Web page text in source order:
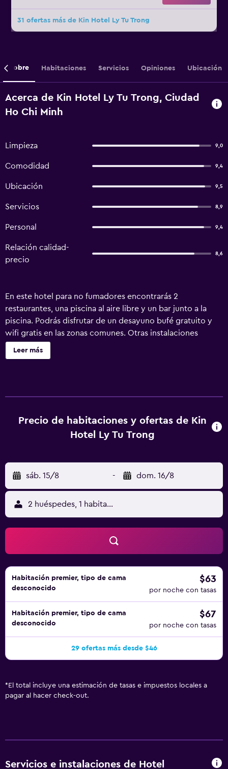
31 ofertas más de Kin Hotel Ly Tu Trong
Sobre Habitaciones Servicios Opiniones Ubicación
Acerca de Kin Hotel Ly Tu Trong, Ciudad
Ho Chi Minh
Limpieza 9,0
Comodidad 9,4
Ubicación 9,5
Servicios 8,9
Personal 9,4
Relación calidad-
precio
8,6
En este hotel para no fumadores encontrarás 2
restaurantes, una piscina al aire libre y un bar junto a la
piscina. Podrás disfrutar de un desayuno bufé gratuito y
wifi gratis en las zonas comunes. Otras instalaciones
incluyen una sauna, una cafetería y café o té en las zonas
comunes. KiN Hotel Ly Tu Trong Edition ofrece 111
equipados con bañera o ducha, albornoces, zapatillas y
artículos de higiene personal gratuitos. Los huéspedes
servicios para las personas de negocios incluyen
escritorio y teléfono. Se ofrece servicio de limpieza todos
los días. Los servicios de ocio y esparcimiento en este
hotel incluyen una piscina al aire libre y sauna.
Leer más
Precio de habitaciones y ofertas de Kin
Hotel Ly Tu Trong
sáb. 15/8 - dom. 16/8
2 huéspedes, 1 habitación
Habitación premier, tipo de cama
desconocido
$63
por noche con tasas
Habitación premier, tipo de cama
desconocido
$67
por noche con tasas
29 ofertas más desde $46
* El total incluye una estimación de tasas e impuestos locales a
pagar al hacer check-out.
Servicios e instalaciones de Hotel